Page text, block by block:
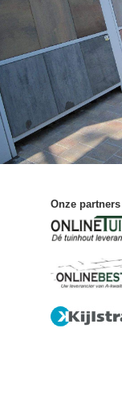
Onze partners